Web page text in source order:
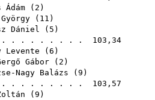
Ádám ( 2 )
( 11 )
Dániel ( 5 )
. . . . . . . . 103,34
Levente ( 6 )
Gábor ( 2 )
Nagy Balázs ( 9 )
. . . . . . . . . 103,57
( 9 )